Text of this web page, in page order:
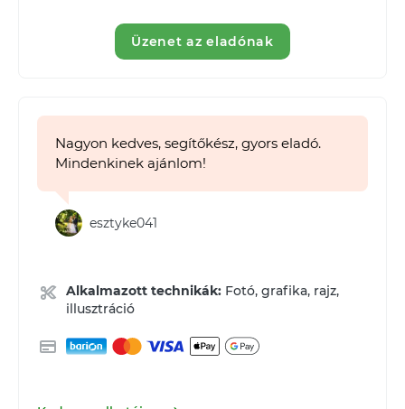
Üzenet az eladónak
Nagyon kedves, segítőkész, gyors eladó.
Mindenkinek ajánlom!
esztyke041
Alkalmazott technikák: Fotó, grafika, rajz,
illusztráció